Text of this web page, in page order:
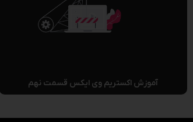
آموزش اکستریم وی ایکس قسمت نهم